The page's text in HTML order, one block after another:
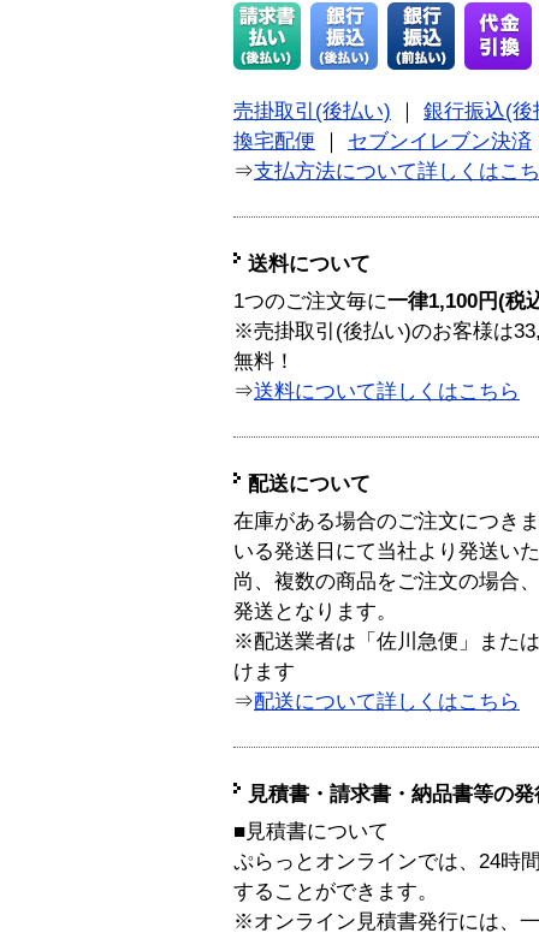
売掛取引(後払い)
銀行振込(後
換宅配便
セブンイレブン決済
⇒支払方法について詳しくはこ
送料について
1つのご注文毎に一律1,100円(税
※売掛取引(後払い)のお客様は
無料！
⇒送料について詳しくはこちら
配送について
在庫がある場合のご注文につき
いる発送日にて当社より発送い
尚、複数の商品をご注文の場合
発送となります。
※配送業者は「佐川急便」また
けます
⇒配送について詳しくはこちら
見積書・請求書・納品書等の
■見積書について
ぷらっとオンラインでは、24時
することができます。
※オンライン見積書発行には、